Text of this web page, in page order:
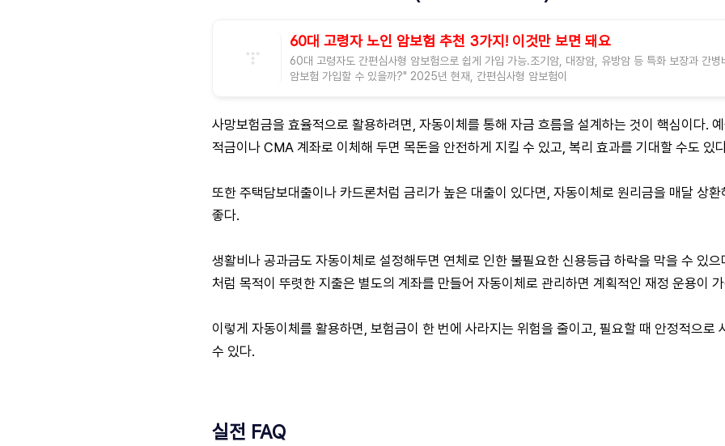
60대 고령자 노인 암보험 추천 3가지! 이것만 보면 돼요
60대 고령자도 간편심사형 암보험으로 쉽게 가입 가능.조기암, 대장암, 유방암 등 특화 보장과 간
암보험 가입할 수 있을까?" 2025년 현재, 간편심사형 암보험이
사망보험금을 효율적으로 활용하려면, 자동이체를 통해 자금 흐름을 설계하는 것이 핵심이다.
적금이나 CMA 계좌로 이체해 두면 목돈을 안전하게 지킬 수 있고, 복리 효과를 기대할 수도 있
또한 주택담보대출이나 카드론처럼 금리가 높은 대출이 있다면, 자동이체로 원리금을 매달 상
좋다.
생활비나 공과금도 자동이체로 설정해두면 연체로 인한 불필요한 신용등급 하락을 막을 수 있
처럼 목적이 뚜렷한 지출은 별도의 계좌를 만들어 자동이체로 관리하면 계획적인 재정 운용이
이렇게 자동이체를 활용하면, 보험금이 한 번에 사라지는 위험을 줄이고, 필요할 때 안정적으로
수 있다.
실전 FAQ